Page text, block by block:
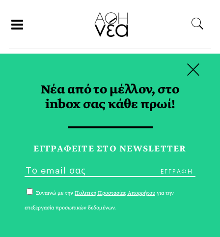
LABOR TAG
Νέα από το μέλλον, στο
inbox σας κάθε πρωί!
ΕΓΓPΑΦΕΙΤΕ ΣΤΟ NEWSLETTER
Συναινώ με την Πολιτική Προστασίας Απορρήτου για την
επεξεργασία προσωπικών δεδομένων.
×